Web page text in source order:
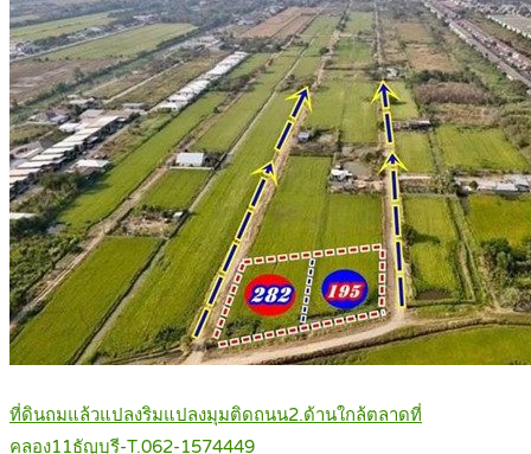
ที่ดินถมแล้วแปลงริมแปลงมุมติดถนน2.ด้านใกล้ตลาดที่
คลอง11ธัญบุรี-T.062-1574449